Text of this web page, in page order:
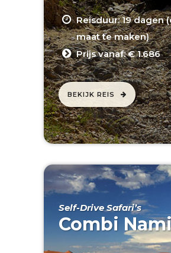
Reisduur: 19 dagen
maat te maken)
Prijs vanaf: € 1.686
BEKIJK REIS
Self-Drive Safari’s
Combi